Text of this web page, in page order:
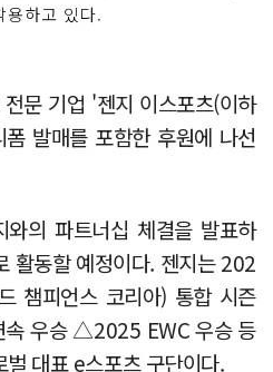
용하고 있다.
문 기업 '젠지 이스포츠(이하
발매를 포함한 후원에 나선
의 파트너십 체결을 발표하
활동할 예정이다. 젠지는 202
챔피언스 코리아) 통합 시즌
우승 △2025 EWC 우승 등
대표 e스포츠 구단이다.